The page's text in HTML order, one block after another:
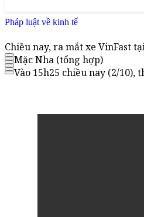
Pháp luật về kinh tế
Chiều nay, ra mắt xe VinFast
Mặc Nha (tổng hợp)
Vào 15h25 chiều nay (2/